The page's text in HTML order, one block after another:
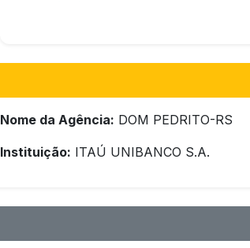
Nome da Agência: DOM PEDRITO-RS
Instituição: ITAÚ UNIBANCO S.A.